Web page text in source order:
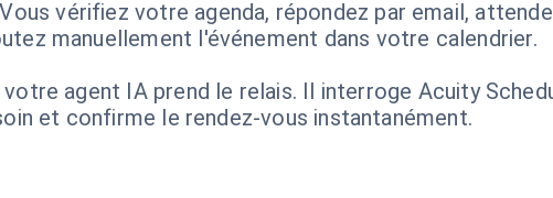
vérifiez votre agenda, répondez par email,
manuellement l'événement dans votre calendrier.
agent IA prend le relais. Il interroge Acuity
et confirme le rendez-vous instantanément.